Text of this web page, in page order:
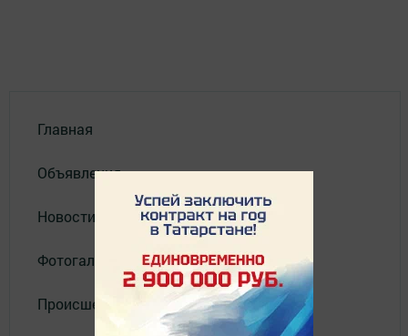
Главная
Объявления
Новости
Фотогалерея
Происшествия